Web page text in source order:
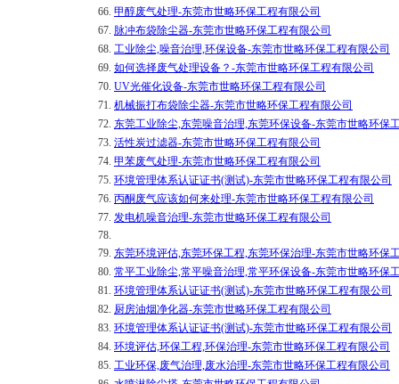
66. 甲醇废气处理-东莞市世略环保工程有限公司
67. 脉冲布袋除尘器-东莞市世略环保工程有限公司
68. 工业除尘,噪音治理,环保设备-东莞市世略环保工程有限公司
69. 如何选择废气处理设备？-东莞市世略环保工程有限公司
70. UV光催化设备-东莞市世略环保工程有限公司
71. 机械振打布袋除尘器-东莞市世略环保工程有限公司
72. 东莞工业除尘,东莞噪音治理,东莞环保设备-东莞市世略环保
73. 活性炭过滤器-东莞市世略环保工程有限公司
74. 甲苯废气处理-东莞市世略环保工程有限公司
75. 环境管理体系认证证书(测试)-东莞市世略环保工程有限公司
76. 丙酮废气应该如何来处理-东莞市世略环保工程有限公司
77. 发电机噪音治理-东莞市世略环保工程有限公司
78.
79. 东莞环境评估,东莞环保工程,东莞环保治理-东莞市世略环保
80. 常平工业除尘,常平噪音治理,常平环保设备-东莞市世略环保
81. 环境管理体系认证证书(测试)-东莞市世略环保工程有限公司
82. 厨房油烟净化器-东莞市世略环保工程有限公司
83. 环境管理体系认证证书(测试)-东莞市世略环保工程有限公司
84. 环境评估,环保工程,环保治理-东莞市世略环保工程有限公司
85. 工业环保,废气治理,废水治理-东莞市世略环保工程有限公司